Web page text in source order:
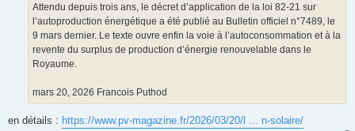
Attendu depuis trois ans, le décret d’application de la loi 82-21 sur
l’autoproduction énergétique a été publié au Bulletin officiel n°7489, le
9 mars dernier. Le texte ouvre enfin la voie à l’autoconsommation et à la
revente du surplus de production d’énergie renouvelable dans le
Royaume.
mars 20, 2026 Francois Puthod
en détails : https://www.pv-magazine.fr/2026/03/20/l ... n-solaire/